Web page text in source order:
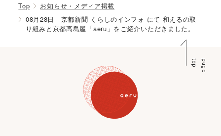
Top
お知らせ・メディア掲載
08月28日 京都新聞 くらしのインフォ にて 和えるの取
り組みと京都高島屋「aeru」をご紹介いただきました。
p
a
g
e
t
o
p